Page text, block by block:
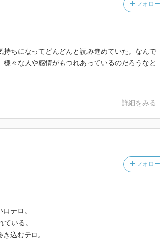
フォロー
ちになってどんどんと読み進めていた。なんで
々な人や感情がもつれあっているのだろうなと
詳細をみる
フォロー
テロ。
いる。
込むテロ。